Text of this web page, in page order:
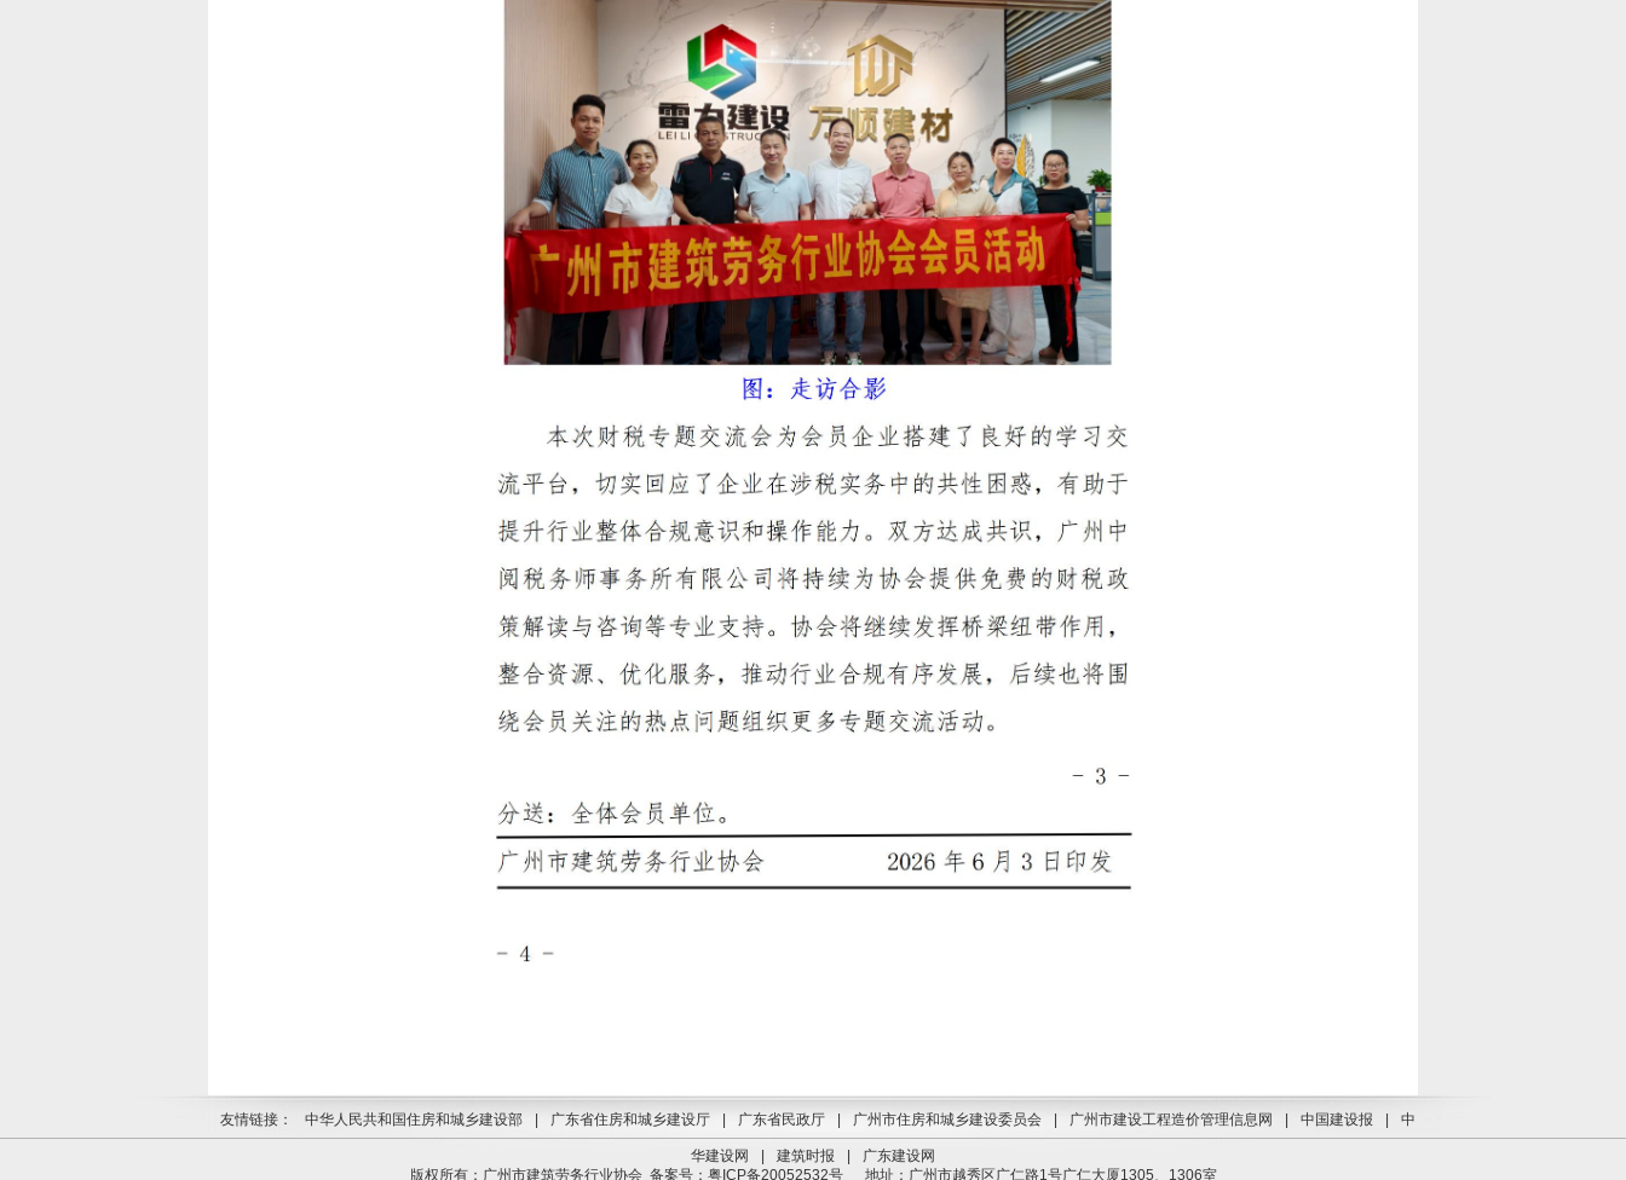
友情链接： 中华人民共和国住房和城乡建设部 广东省住房和城乡建设厅 广东省民政厅 广州市住房和城乡建设委员会 广州市建设工程造价管理信息网 中国建设报 中
华建设网 建筑时报
广东建设网
版权所有：广州市建筑劳务行业协会 备案号：粤ICP备20052532号地址：广州市越秀区广仁路1号广仁大厦1305、1306室